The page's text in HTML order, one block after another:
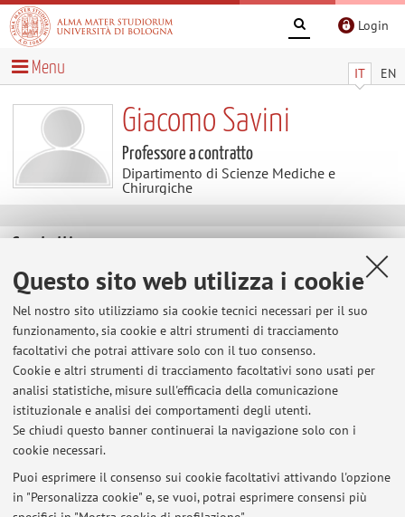
Questo sito web utilizza i cookie
Nel nostro sito utilizziamo sia cookie tecnici necessari per il suo
funzionamento, sia cookie e altri strumenti di tracciamento
facoltativi che potrai attivare solo con il tuo consenso.
Cookie e altri strumenti di tracciamento facoltativi sono usati per
analisi statistiche, misure sull'efficacia della comunicazione
istituzionale e analisi dei comportamenti degli utenti.
Se chiudi questo banner continuerai la navigazione solo con i
cookie necessari.
Puoi esprimere il consenso sui cookie facoltativi attivando l'opzione
in "Personalizza cookie" e, se vuoi, potrai esprimere consensi più
Login
IT EN
Menu
Giacomo Savini
Professore a contratto
Dipartimento di Scienze Mediche e
Chirurgiche
Contatti
E-mail: giacomo.savini3@unibo.it
Dipartimento di Scienze Mediche e Chirurgiche
Via Massarenti 9, Bologna -Vai alla mappa
Ultimi avvisi